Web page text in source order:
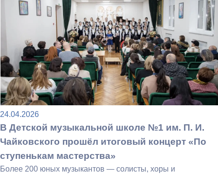
24.04.2026
В Детской музыкальной школе №1 им. П. И.
Чайковского прошёл итоговый концерт «По
ступенькам мастерства»
Более 200 юных музыкантов — солисты, хоры и